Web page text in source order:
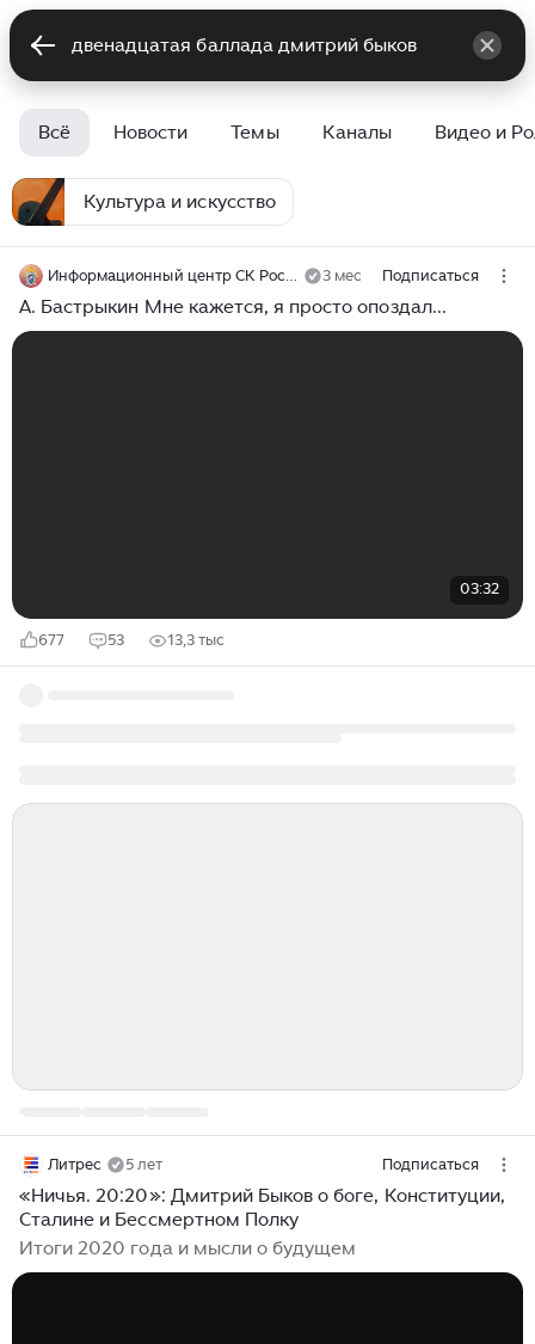
Всё Новости Темы Каналы Видео и
Культура и искусство
Информационный центр СК России 3 мес Подписаться
А. Бастрыкин Мне кажется, я просто опоздал...
03:32
677 53 13,3 тыс
Литрес 5 лет Подписаться
«Ничья. 20:20»: Дмитрий Быков о боге, Конституции,
Сталине и Бессмертном Полку
Итоги 2020 года и мысли о будущем